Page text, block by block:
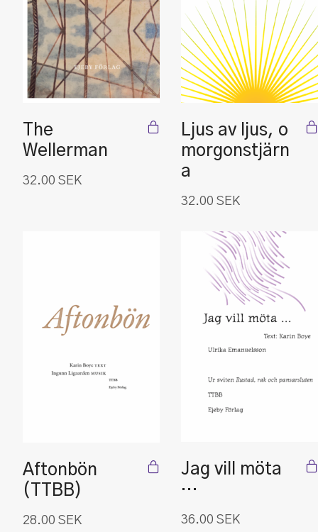
The
Wellerman
32.00 SEK
Ljus av ljus, o
morgonstjärn
a
32.00 SEK
Aftonbön
(TTBB)
28.00 SEK
Jag vill möta
…
36.00 SEK